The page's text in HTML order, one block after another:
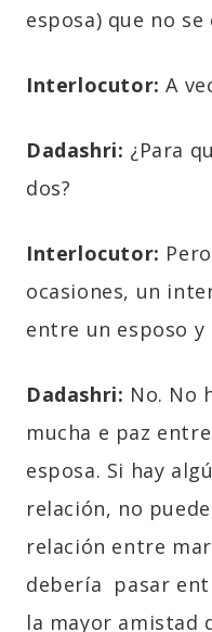
esposa) que no se
Interlocutor: A
Dadashri: ¿Para
dos?
Interlocutor:
ocasiones, un
entre un esposo y
Dadashri: No. No
mucha e paz
esposa. Si hay
relación, no
relación entre
debería pasar
la mayor amistad